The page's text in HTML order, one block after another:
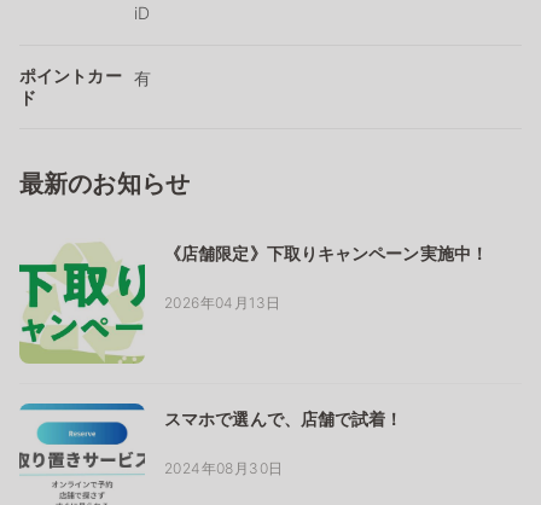
iD
ポイントカー
ド
有
最新のお知らせ
《店舗限定》下取りキャンペーン実施中！
2026年04月13日
スマホで選んで、店舗で試着！
2024年08月30日